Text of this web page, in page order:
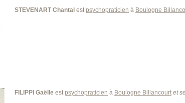
STEVENART Chantal estpsychopraticien à Boulogne
FILIPPI Gaëlle estpsychopraticien à Boulogne Billancourt et